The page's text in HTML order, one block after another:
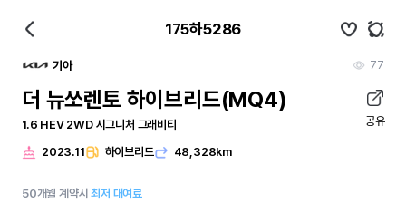
175하5286
기아 77
더 뉴쏘렌토 하이브리드(MQ4)
1.6 HEV 2WD 시그니처 그래비티 공유
2023.11 하이브리드 48,328km
50개월 계약시최저 대여료